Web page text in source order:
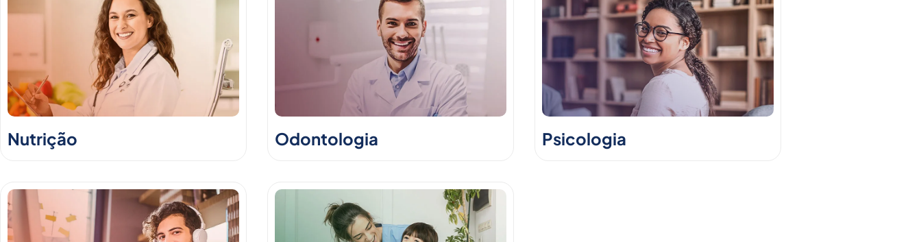
Nutrição Odontologia Psicologia